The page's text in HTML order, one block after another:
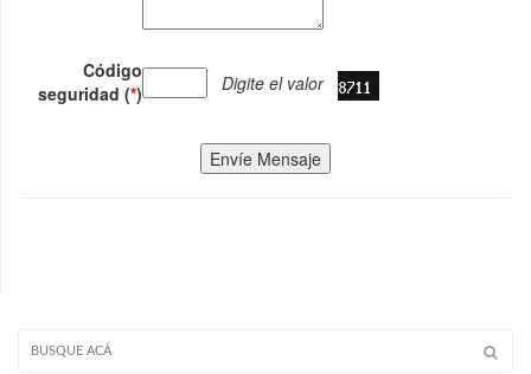
Código
seguridad (*) Digite el valor
Envíe Mensaje